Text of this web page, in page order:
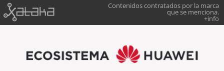
Contenidos contratados por la marca
que se menciona.
+info